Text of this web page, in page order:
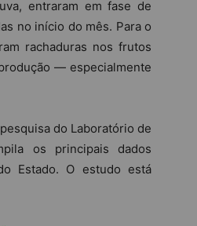
entraram em fase de
no início do mês. Para o
rachaduras nos frutos
— especialmente
do Laboratório de
os principais dados
Estado. O estudo está